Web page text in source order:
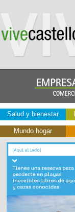
Salud y bienestar
Mundo hogar